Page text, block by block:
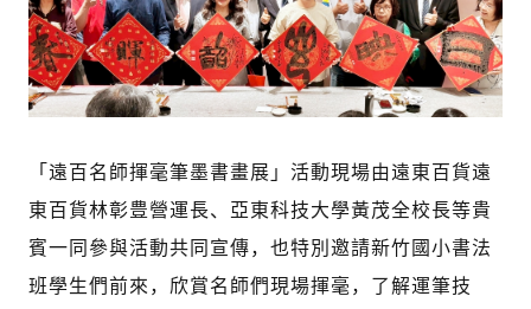
「遠百名師揮毫筆墨書畫展」活動現場由遠東百貨遠
東百貨林彰豊營運長、亞東科技大學黃茂全校長等貴
賓一同參與活動共同宣傳，也特別邀請新竹國小書法
班學生們前來，欣賞名師們現場揮毫，了解運筆技